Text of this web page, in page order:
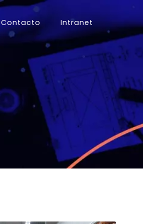
Contacto Intranet